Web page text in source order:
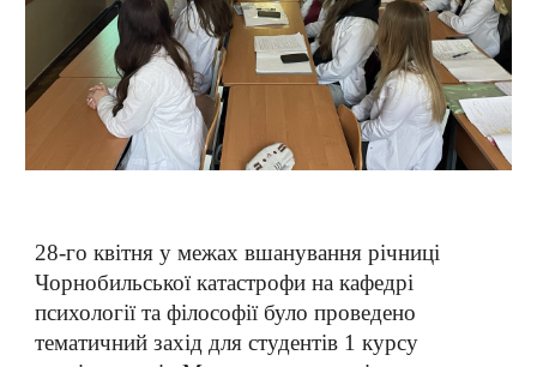
28-го квітня у межах вшанування річниці
Чорнобильської катастрофи на кафедрі
психології та філософії було проведено
тематичний захід для студентів 1 курсу